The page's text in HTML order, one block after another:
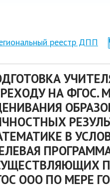
реестр ДПП
НА ФГОС.
В
ООО ПО МЕРЕ